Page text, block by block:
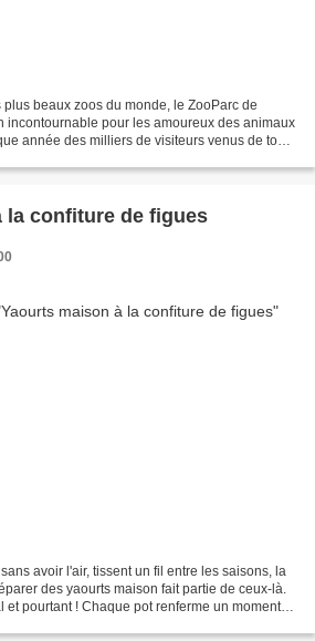
beaux zoos du monde, le ZooParc de
incontournable pour les amoureux des animaux
année des milliers de visiteurs venus de toute
la confiture de figues
avoir l'air, tissent un fil entre les saisons, la
des yaourts maison fait partie de ceux-là.
et pourtant ! Chaque pot renferme un moment